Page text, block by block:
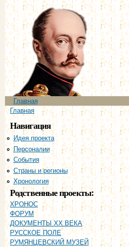
Главное меню
Главная
Вы здесь
Главная
Навигация
Идея проекта
Персоналии
События
Страны и регионы
Хронология
Родственные проекты:
ХРОНОС
ФОРУМ
ДОКУМЕНТЫ XX ВЕКА
РУССКОЕ ПОЛЕ
РУМЯНЦЕВСКИЙ МУЗЕЙ